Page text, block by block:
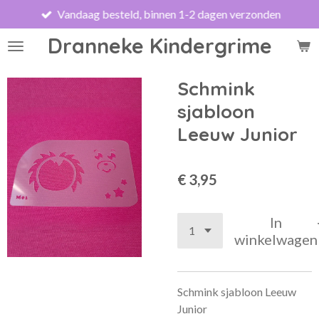
direct
naar
Dranneke Kindergrime
Vandaag besteld, binnen 1-2 dagen verzonden
Schmink
sjabloon
Leeuw Junior
€ 3,95
In
winkelwagen
Schmink sjabloon Leeuw
Junior